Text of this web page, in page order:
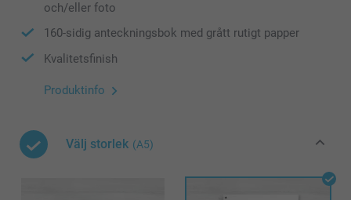
och/eller foto
160-sidig anteckningsbok med grått rutigt papper
Kvalitetsfinish
Produktinfo
Välj storlek (A5)